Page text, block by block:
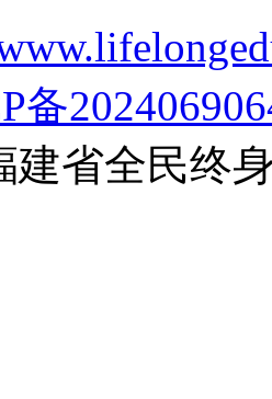
备
建省全民终